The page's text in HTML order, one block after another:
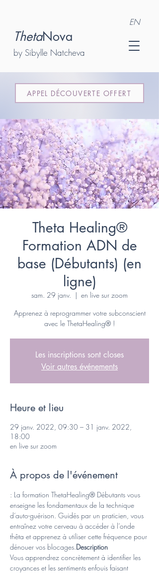
EN
ThetaNova
by Sibylle Natcheva
APPEL DÉCOUVERTE OFFERT
Theta Healing®
Formation ADN de
base (Débutants) (en
ligne)
sam. 29 janv.
  |
en live sur zoom
Apprenez à reprogrammer votre subconscient
avec le ThetaHealing® !
Les inscriptions sont closes
Voir autres événements
Heure et lieu
29 janv. 2022, 09:30 – 31 janv. 2022,
18:00
en live sur zoom
À propos de l'événement
: La formation ThetaHealing® Débutants vous
enseigne les fondamentaux de la technique
d’auto-guérison. Guidés par un praticien, vous
entraînez votre cerveau à accéder à l’onde
thêta et apprenez à utiliser cette fréquence pour
dénouer vos blocages.Description
Vous apprendrez concrètement à identifier les
croyances et les sentiments enfouis faisant